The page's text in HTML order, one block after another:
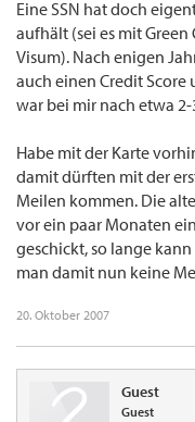
Eine SSN hat doch
aufhält (sei es mit
Visum). Nach enigen
auch einen Credit
war bei mir nach etwa 2-
Habe mit der Karte
damit dürften mit der
Meilen kommen. Die
vor ein paar Monaten
geschickt, so lange
man damit nun keine
20. Oktober 2007
Guest
Guest